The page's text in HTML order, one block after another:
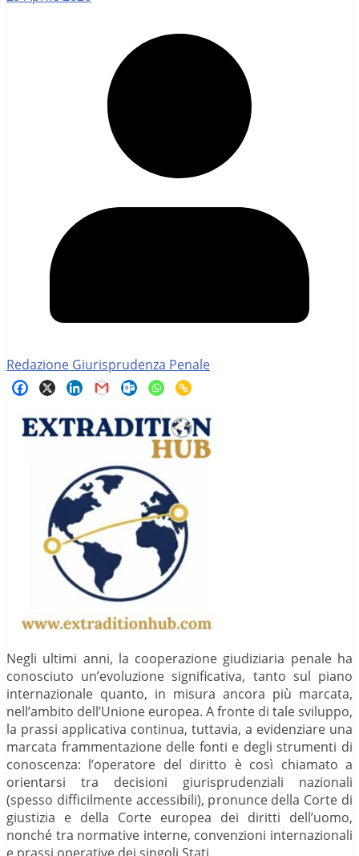
Redazione Giurisprudenza Penale
Negli ultimi anni, la cooperazione giudiziaria penale ha
conosciuto un’evoluzione significativa, tanto sul piano
internazionale quanto, in misura ancora più marcata,
nell’ambito dell’Unione europea. A fronte di tale sviluppo,
la prassi applicativa continua, tuttavia, a evidenziare una
marcata frammentazione delle fonti e degli strumenti di
conoscenza: l’operatore del diritto è così chiamato a
orientarsi tra decisioni giurisprudenziali nazionali
(spesso difficilmente accessibili), pronunce della Corte di
giustizia e della Corte europea dei diritti dell’uomo,
nonché tra normative interne, convenzioni internazionali